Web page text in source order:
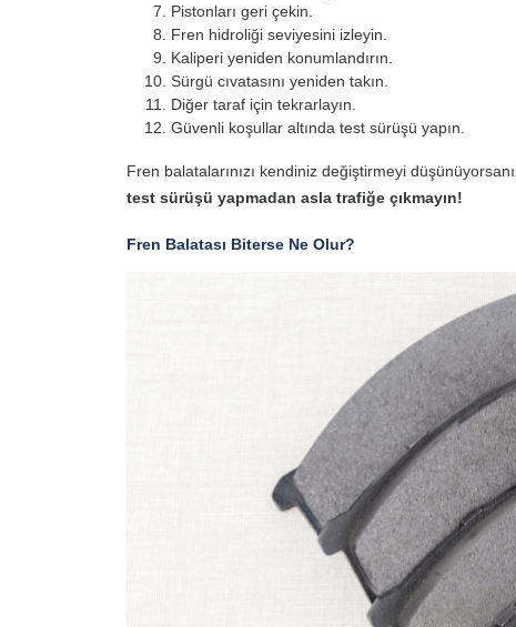
Pistonları geri çekin.
Fren hidroliği seviyesini izleyin.
Kaliperi yeniden konumlandırın.
Sürgü cıvatasını yeniden takın.
Diğer taraf için tekrarlayın.
Güvenli koşullar altında test sürüşü yapın.
Fren balatalarınızı kendiniz değiştirmeyi
test sürüşü yapmadan asla trafiğe çıkmayın!
Fren Balatası Biterse Ne Olur?